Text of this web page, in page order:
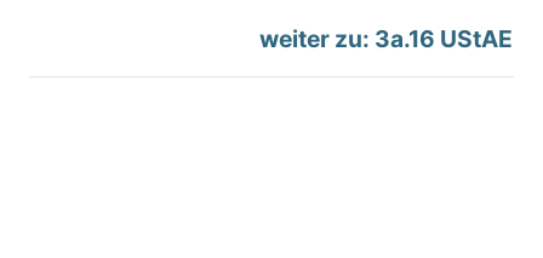
weiter zu: 3a.16 UStAE